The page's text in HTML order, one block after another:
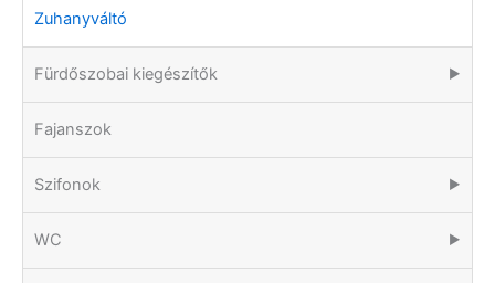
Zuhanyváltó
Fürdőszobai kiegészítők ▶
Fajanszok
Szifonok ▶
WC ▶